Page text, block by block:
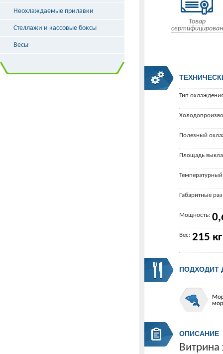
Товар
сертифицирован
Тип
Полезный
Площадь
Габаритные
Мощность:
Вес: 215 кг
ПОДХОДИТ
ОПИСАНИЕ
Витрина
Неохлаждаемые прилавки
Стеллажи и кассовые боксы
Весы